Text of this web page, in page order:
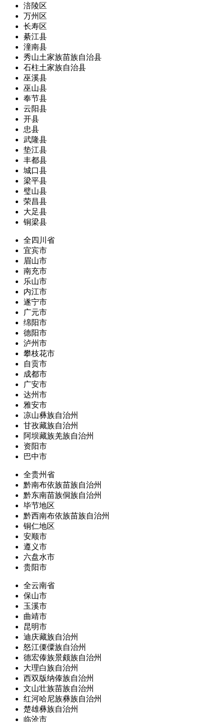
涪陵区
万州区
长寿区
綦江县
潼南县
秀山土家族苗族自治县
石柱土家族自治县
巫溪县
巫山县
奉节县
云阳县
开县
忠县
武隆县
垫江县
丰都县
城口县
梁平县
璧山县
荣昌县
大足县
铜梁县
全四川省
宜宾市
眉山市
南充市
乐山市
内江市
遂宁市
广元市
绵阳市
德阳市
泸州市
攀枝花市
自贡市
成都市
广安市
达州市
雅安市
凉山彝族自治州
甘孜藏族自治州
阿坝藏族羌族自治州
资阳市
巴中市
全贵州省
黔南布依族苗族自治州
黔东南苗族侗族自治州
毕节地区
黔西南布依族苗族自治州
铜仁地区
安顺市
遵义市
六盘水市
贵阳市
全云南省
保山市
玉溪市
曲靖市
昆明市
迪庆藏族自治州
怒江傈僳族自治州
德宏傣族景颇族自治州
大理白族自治州
西双版纳傣族自治州
文山壮族苗族自治州
红河哈尼族彝族自治州
楚雄彝族自治州
临沧市